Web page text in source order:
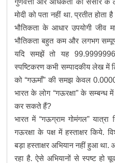
गुणवत्ता और अधिकता को संसार के
मोदी को पता नहीं था. प्रतीत
भौतिकता के आधार उपयोगी जीव
भौतिकता बहुत कम और लगभग
यदि समझें तो यह
स्पष्टिकरण कभी सम्पादकीय लेख में
को “गऊमाँ” की समझ केवल
भारत के लोग “गऊरक्षा” के सम्बन्ध
कर सकते हैं?
भारत में “गऊग्राम गोमंगल”
गऊरक्षा के पक्ष में हस्ताक्षर किये.
बड़ा हस्ताक्षर अभियान नहीं हुआ
रहा है. ऐसे अभियानों से स्पष्ट हो